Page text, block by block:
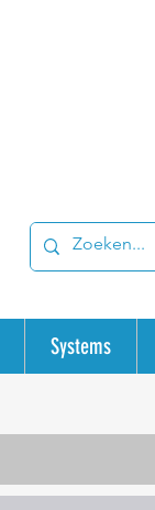
Systems